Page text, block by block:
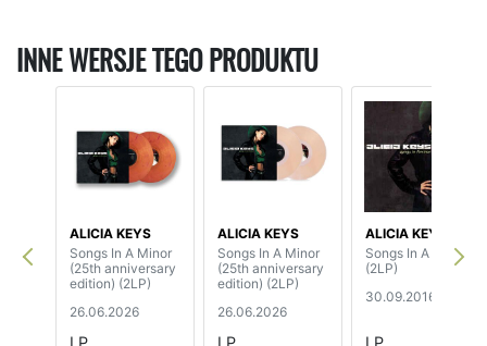
INNE WERSJE TEGO PRODUKTU
ALICIA KEYS
Songs In A Minor
(25th anniversary
edition) (2LP)
26.06.2026
LP
ALICIA KEYS
Songs In A Minor
(25th anniversary
edition) (2LP)
26.06.2026
LP
ALICIA KEYS
Songs In A Minor
(2LP)
30.09.2016
LP